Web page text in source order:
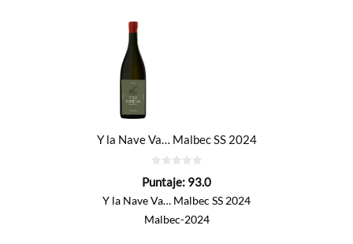
Y la Nave Va… Malbec SS 2024
de
Puntaje: 93.0
Y la Nave Va… Malbec SS 2024
Malbec-2024